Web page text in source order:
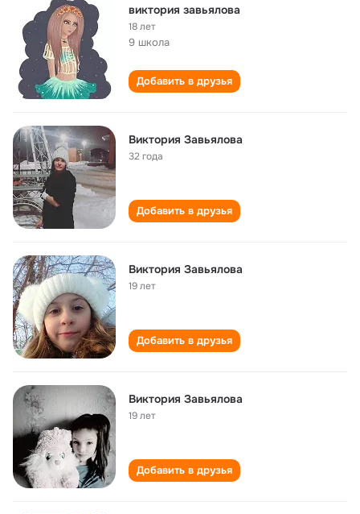
виктория завьялова
18 лет
9 школа
Добавить в друзья
Виктория Завьялова
32 года
Добавить в друзья
Виктория Завьялова
19 лет
Добавить в друзья
Виктория Завьялова
19 лет
Добавить в друзья